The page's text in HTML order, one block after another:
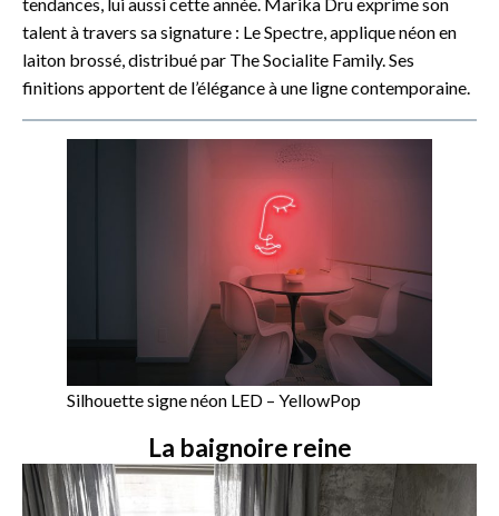
talent à travers sa signature : Le Spectre, applique néon en
laiton brossé, distribué par The Socialite Family. Ses
finitions apportent de l’élégance à une ligne contemporaine.
Silhouette signe néon LED – YellowPop
La baignoire reine